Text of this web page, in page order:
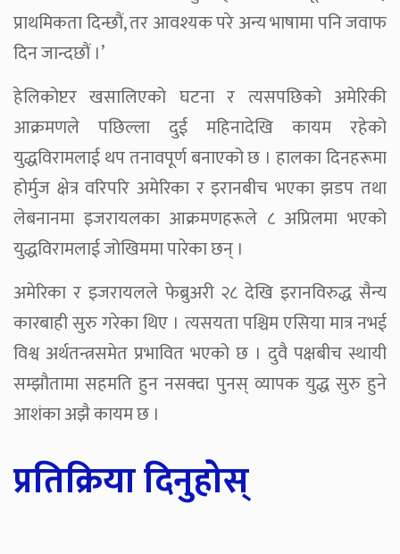
प्राथमिकता दिन्छौं, तर आवश्यक परे अन्य भाषामा पनि जवाफ
दिन जान्दछौं ।’
हेलिकोप्टर खसालिएको घटना र त्यसपछिको अमेरिकी
आक्रमणले पछिल्ला दुई महिनादेखि कायम रहेको
युद्धविरामलाई थप तनावपूर्ण बनाएको छ । हालका दिनहरूमा
होर्मुज क्षेत्र वरिपरि अमेरिका र इरानबीच भएका झडप तथा
लेबनानमा इजरायलका आक्रमणहरूले ८ अप्रिलमा भएको
युद्धविरामलाई जोखिममा पारेका छन् ।
अमेरिका र इजरायलले फेब्रुअरी २८ देखि इरानविरुद्ध सैन्य
कारबाही सुरु गरेका थिए । त्यसयता पश्चिम एसिया मात्र नभई
विश्व अर्थतन्त्रसमेत प्रभावित भएको छ । दुवै पक्षबीच स्थायी
सम्झौतामा सहमति हुन नसक्दा पुनस् व्यापक युद्ध सुरु हुने
आशंका अझै कायम छ ।
प्रतिक्रिया दिनुहोस्